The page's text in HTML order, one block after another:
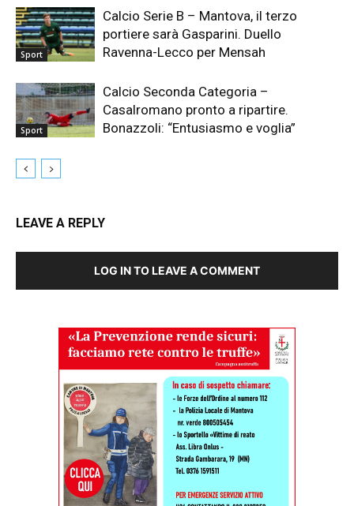
Sport
Calcio Serie B – Mantova, il terzo
portiere sarà Gasparini. Duello
Ravenna-Lecco per Mensah
Sport
Calcio Seconda Categoria –
Casalromano pronto a ripartire.
Bonazzoli: “Entusiasmo e voglia”
LEAVE A REPLY
LOG IN TO LEAVE A COMMENT